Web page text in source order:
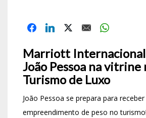
Marriott Internacional
João Pessoa na
Turismo de Luxo
João Pessoa se prepara para
empreendimento de peso no